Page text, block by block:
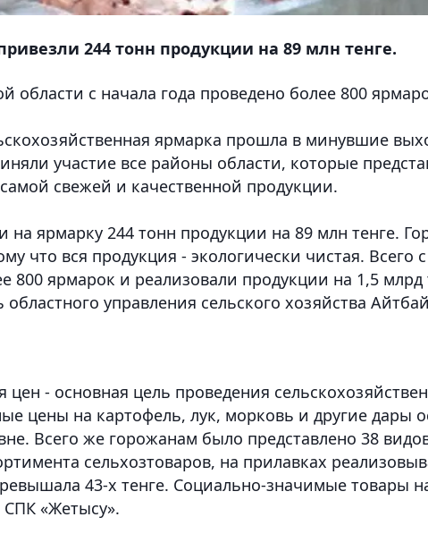
244 тонн продукции на 89 млн тенге.
области с начала года проведено более 800
ярмарка прошла в минувшие
участие все районы области, которые
свежей и качественной продукции.
на ярмарку 244 тонн продукции на 89 млн тенге.
что вся продукция - экологически чистая. Всего
800 ярмарок и реализовали продукции на 1,5 млрд
областного управления сельского хозяйства
цен - основная цель проведения
цены на картофель, лук, морковь и другие дары
Всего же горожанам было представлено 38
сельхозтоваров, на прилавках
43-х тенге. Социально-значимые товары
СПК «Жетысу».